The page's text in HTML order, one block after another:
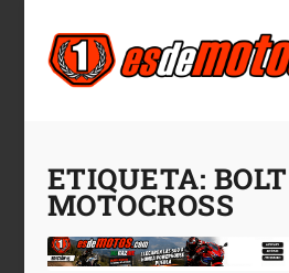
ETIQUETA: BOLT
MOTOCROSS